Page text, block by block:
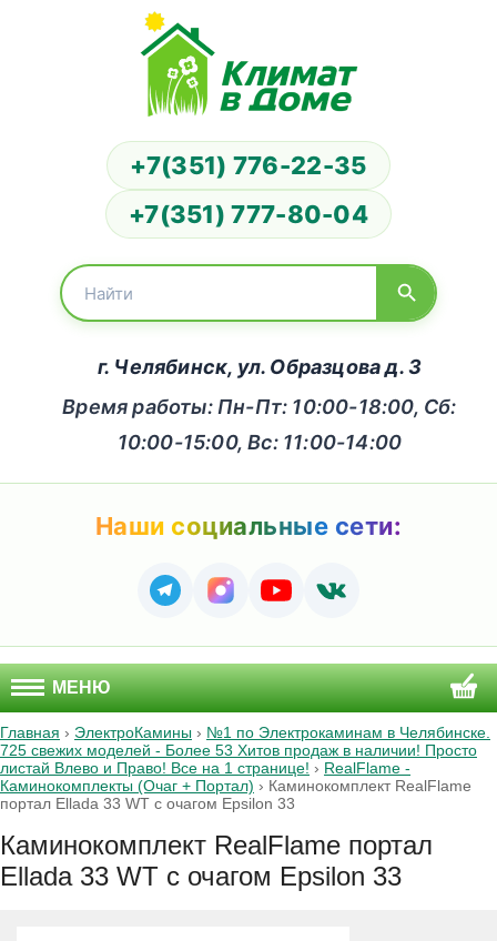
+7(351) 776-22-35
+7(351) 777-80-04
г. Челябинск, ул. Образцова д. 3
Время работы: Пн-Пт: 10:00-18:00, Сб:
10:00-15:00, Вс: 11:00-14:00
Наши социальные сети:
МЕНЮ
Главная › ЭлектроКамины › №1 по Электрокаминам в Челябинске.
725 свежих моделей - Более 53 Хитов продаж в наличии! Просто
листай Влево и Право! Все на 1 странице! › RealFlame -
Каминокомплекты (Очаг + Портал) › Каминокомплект RealFlame
портал Ellada 33 WT с очагом Epsilon 33
Каминокомплект RealFlame портал
Ellada 33 WT с очагом Epsilon 33